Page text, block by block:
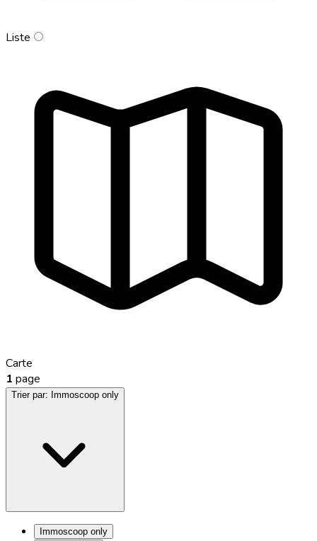
Liste
Carte
1 page
Trier par: Immoscoop only
Immoscoop only